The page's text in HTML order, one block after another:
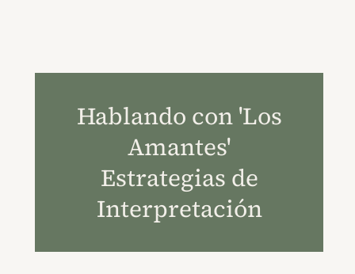
Hablando con 'Los
Amantes'
Estrategias de
Interpretación